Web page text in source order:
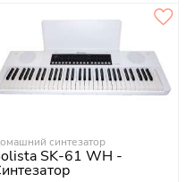
синтезатор
SK-61 WH -